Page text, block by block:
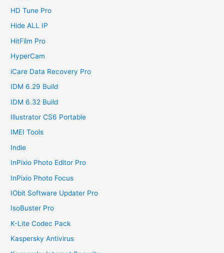
HD Tune Pro
Hide ALL IP
HitFilm Pro
HyperCam
iCare Data Recovery Pro
IDM 6.29 Build
IDM 6.32 Build
Illustrator CS6 Portable
IMEI Tools
Indie
InPixio Photo Editor Pro
InPixio Photo Focus
IObit Software Updater Pro
IsoBuster Pro
K-Lite Codec Pack
Kaspersky Antivirus